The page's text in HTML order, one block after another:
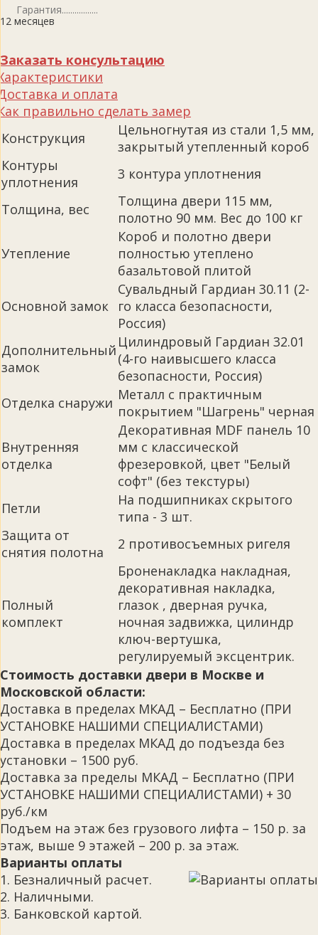
Гарантия
12 месяцев
Заказать консультацию
и оплата
правильно сделать замер
Конструкция
Цельногнутая из стали 1,5 мм,
закрытый утепленный короб
Контуры
уплотнения
3 контура уплотнения
Толщина, вес
Толщина двери 115 мм,
полотно 90 мм. Вес до 100 кг
Утепление
Короб и полотно двери
полностью утеплено
базальтовой плитой
Основной замок
Сувальдный Гардиан 30.11 (2-
го класса безопасности,
Россия)
Дополнительный
замок
Цилиндровый Гардиан 32.01
(4-го наивысшего класса
безопасности, Россия)
Отделка снаружи Металл с практичным
покрытием "Шагрень" черная
Внутренняя
отделка
Декоративная MDF панель 10
мм с классической
фрезеровкой, цвет "Белый
софт" (без текстуры)
Петли
На подшипниках скрытого
типа - 3 шт.
Защита от
снятия полотна
2 противосъемных ригеля
Полный
комплект
Броненакладка накладная,
декоративная накладка,
глазок , дверная ручка,
ночная задвижка, цилиндр
ключ-вертушка,
регулируемый эксцентрик.
Стоимость доставки двери в Москве и
Московской области:
Доставка в пределах МКАД – Бесплатно (ПРИ
УСТАНОВКЕ НАШИМИ СПЕЦИАЛИСТАМИ)
Доставка в пределах МКАД до подъезда без
установки – 1500 руб.
Доставка за пределы МКАД – Бесплатно (ПРИ
УСТАНОВКЕ НАШИМИ СПЕЦИАЛИСТАМИ) + 30
руб./км
Подъем на этаж без грузового лифта – 150 р. за
этаж, выше 9 этажей – 200 р. за этаж.
Варианты оплаты
1. Безналичный расчет.
2. Наличными.
3. Банковской картой.